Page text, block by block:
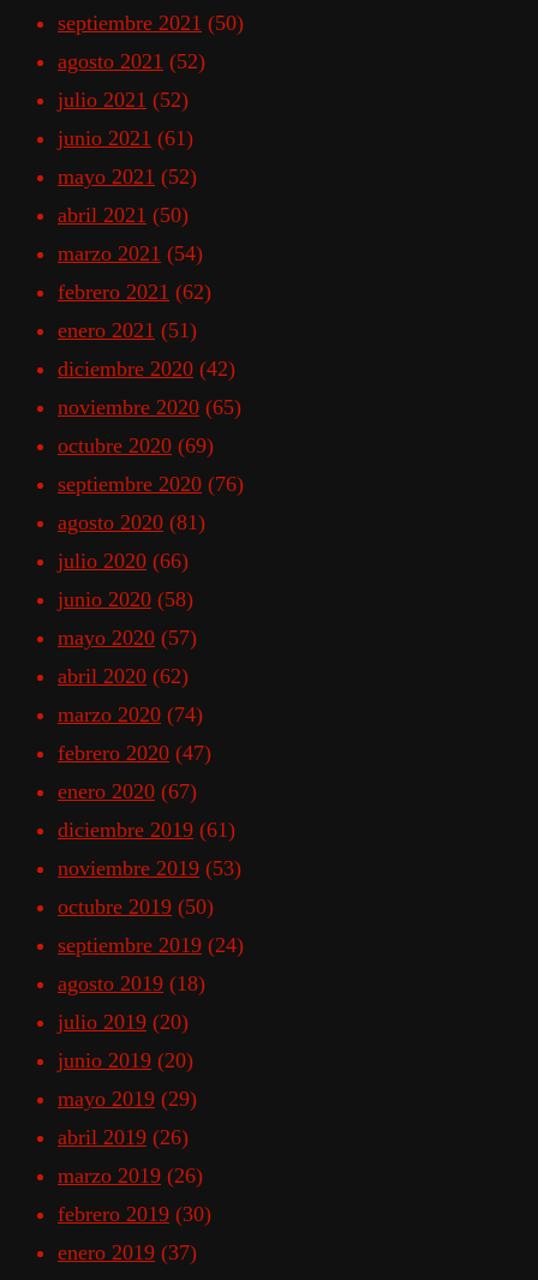
septiembre 2021 (50)
agosto 2021 (52)
julio 2021 (52)
junio 2021 (61)
mayo 2021 (52)
abril 2021 (50)
marzo 2021 (54)
febrero 2021 (62)
enero 2021 (51)
diciembre 2020 (42)
noviembre 2020 (65)
octubre 2020 (69)
septiembre 2020 (76)
agosto 2020 (81)
julio 2020 (66)
junio 2020 (58)
mayo 2020 (57)
abril 2020 (62)
marzo 2020 (74)
febrero 2020 (47)
enero 2020 (67)
diciembre 2019 (61)
noviembre 2019 (53)
octubre 2019 (50)
septiembre 2019 (24)
agosto 2019 (18)
julio 2019 (20)
junio 2019 (20)
mayo 2019 (29)
abril 2019 (26)
marzo 2019 (26)
febrero 2019 (30)
enero 2019 (37)